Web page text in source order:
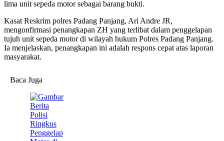
lima unit sepeda motor sebagai barang bukti.
Kasat Reskrim polres Padang Panjang, Ari Andre JR,
mengonfirmasi penangkapan ZH yang terlibat dalam penggelapan
tujuh unit sepeda motor di wilayah hukum Polres Padang Panjang.
Ia menjelaskan, penangkapan ini adalah respons cepat atas laporan
masyarakat.
Baca Juga